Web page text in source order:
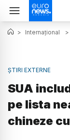
> Internațional >
ȘTIRI EXTERNE
SUA
pe lista
chineze